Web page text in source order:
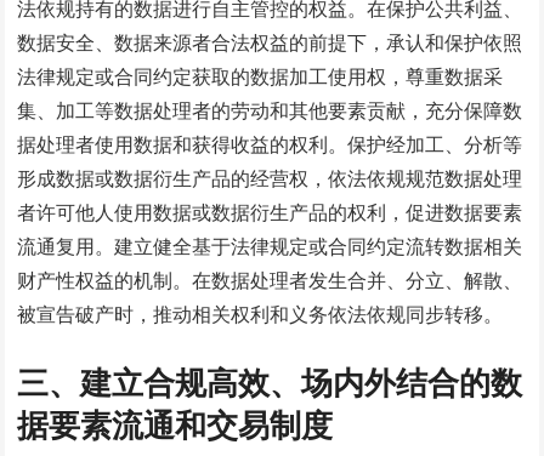
法依规持有的数据进行自主管控的权益。在保护公共利益、
数据安全、数据来源者合法权益的前提下，承认和保护依照
法律规定或合同约定获取的数据加工使用权，尊重数据采
集、加工等数据处理者的劳动和其他要素贡献，充分保障数
据处理者使用数据和获得收益的权利。保护经加工、分析等
形成数据或数据衍生产品的经营权，依法依规规范数据处理
者许可他人使用数据或数据衍生产品的权利，促进数据要素
流通复用。建立健全基于法律规定或合同约定流转数据相关
财产性权益的机制。在数据处理者发生合并、分立、解散、
被宣告破产时，推动相关权利和义务依法依规同步转移。
三、建立合规高效、场内外结合的数
据要素流通和交易制度